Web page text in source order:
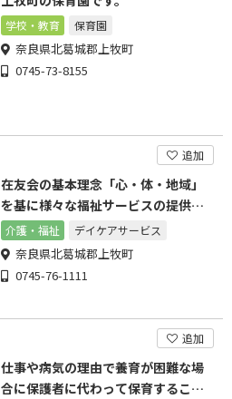
学校・教育 保育園
奈良県北葛城郡上牧町
0745-73-8155
追加
在友会の基本理念「心・体・地域」
を基に様々な福祉サービスの提供を
行って参ります。
介護・福祉 デイケアサービス
奈良県北葛城郡上牧町
0745-76-1111
追加
仕事や病気の理由で養育が困難な場
合に保護者に代わって保育すること